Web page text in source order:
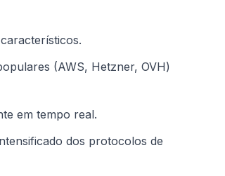
(AWS, Hetzner, OVH)
em tempo real.
dos protocolos de